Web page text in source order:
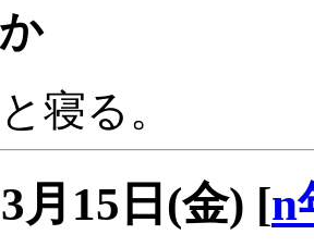
寝る。
月15日(金) [n